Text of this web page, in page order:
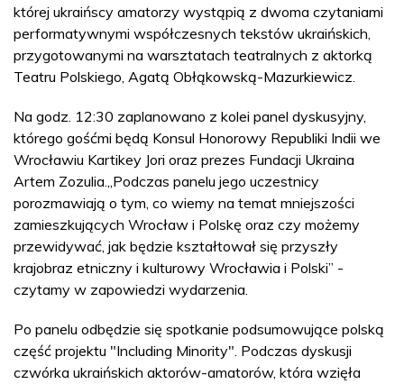
której ukraińscy amatorzy wystąpią z dwoma czytaniami
performatywnymi współczesnych tekstów ukraińskich,
przygotowanymi na warsztatach teatralnych z aktorką
Teatru Polskiego, Agatą Obłąkowską-Mazurkiewicz.
Na godz. 12:30 zaplanowano z kolei panel dyskusyjny,
którego gośćmi będą Konsul Honorowy Republiki Indii we
Wrocławiu Kartikey Jori oraz prezes Fundacji Ukraina
Artem Zozulia.„Podczas panelu jego uczestnicy
porozmawiają o tym, co wiemy na temat mniejszości
zamieszkujących Wrocław i Polskę oraz czy możemy
przewidywać, jak będzie kształtował się przyszły
krajobraz etniczny i kulturowy Wrocławia i Polski” -
czytamy w zapowiedzi wydarzenia.
Po panelu odbędzie się spotkanie podsumowujące polską
część projektu "Including Minority". Podczas dyskusji
czwórka ukraińskich aktorów-amatorów, która wzięła